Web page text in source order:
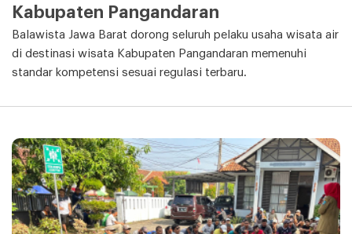
Kabupaten Pangandaran
Balawista Jawa Barat dorong seluruh pelaku usaha wisata air
di destinasi wisata Kabupaten Pangandaran memenuhi
standar kompetensi sesuai regulasi terbaru.